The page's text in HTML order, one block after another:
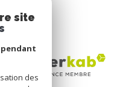
site
pendant
des